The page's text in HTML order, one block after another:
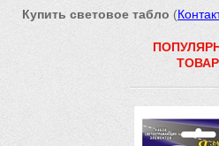
Купить световое табло (
ТОВАР